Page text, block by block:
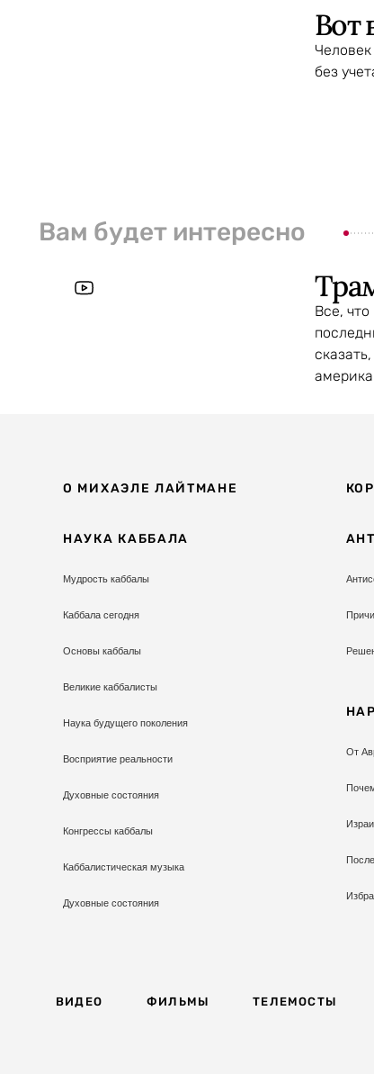
Вот
без
Вам будет интересно
Все,
О МИХАЭЛЕ ЛАЙТМАНЕ
НАУКА КАББАЛА
Мудрость каббалы
Каббала сегодня
Основы каббалы
Великие каббалисты
Наука будущего поколения
Восприятие реальности
Духовные состояния
Конгрессы каббалы
Каббалистическая музыка
Духовные состояния
От
ВИДЕО ФИЛЬМЫ ТЕЛЕМОСТЫ